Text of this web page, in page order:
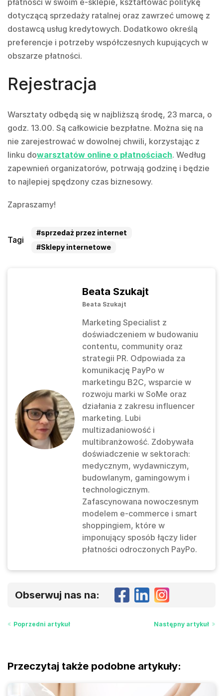
dotyczącą sprzedaży ratalnej oraz zawrzeć umowę z
dostawcą usług kredytowych. Dodatkowo określą
preferencje i potrzeby współczesnych kupujących w
obszarze płatności.
Rejestracja
Warsztaty odbędą się w najbliższą środę, 23 marca, o
godz. 13.00. Są całkowicie bezpłatne. Można się na
nie zarejestrować w dowolnej chwili, korzystając z
linku dowarsztatów online o płatnościach. Według
zapewnień organizatorów, potrwają godzinę i będzie
to najlepiej spędzony czas biznesowy.
Zapraszamy!
Tagi
#sprzedaż przez internet
#Sklepy internetowe
Beata Szukajt
Beata Szukajt
Marketing Specialist z
doświadczeniem w budowaniu
contentu, community oraz
strategii PR. Odpowiada za
komunikację PayPo w
marketingu B2C, wsparcie w
rozwoju marki w SoMe oraz
działania z zakresu influencer
marketing. Lubi
multizadaniowość i
multibranżowość. Zdobywała
doświadczenie w sektorach:
medycznym, wydawniczym,
budowlanym, gamingowym i
technologicznym.
Zafascynowana nowoczesnym
modelem e-commerce i smart
shoppingiem, które w
imponujący sposób łączy lider
płatności odroczonych PayPo.
Obserwuj nas na:
Poprzedni artykuł Następny artykuł
Przeczytaj także podobne artykuły: